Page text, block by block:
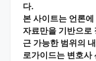
다.
본 사이트는 언론에
자료만을 기반으로
근 가능한 범위의
로가이드는 변호사